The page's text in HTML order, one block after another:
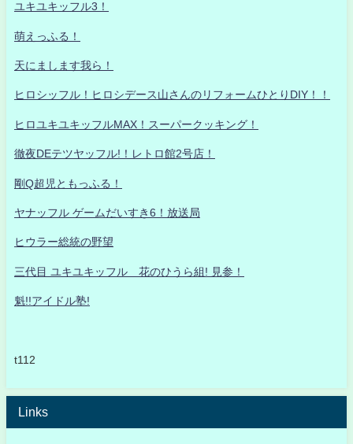
ユキユキッフル3！
萌えっふる！
天にまします我ら！
ヒロシッフル！ヒロシデース山さんのリフォームひとりDIY！！
ヒロユキユキッフルMAX！スーパークッキング！
徹夜DEテツヤッフル!！レトロ館2号店！
剛Q超児ともっふる！
ヤナッフル ゲームだいすき6！放送局
ヒウラー総統の野望
三代目 ユキユキッフル 花のひうら組! 見参！
魁!!アイドル塾!
t112
Links